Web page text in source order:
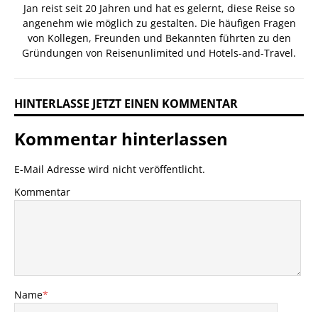
Jan reist seit 20 Jahren und hat es gelernt, diese Reise so
angenehm wie möglich zu gestalten. Die häufigen Fragen
von Kollegen, Freunden und Bekannten führten zu den
Gründungen von Reisenunlimited und Hotels-and-Travel.
HINTERLASSE JETZT EINEN KOMMENTAR
Kommentar hinterlassen
E-Mail Adresse wird nicht veröffentlicht.
Kommentar
Name*